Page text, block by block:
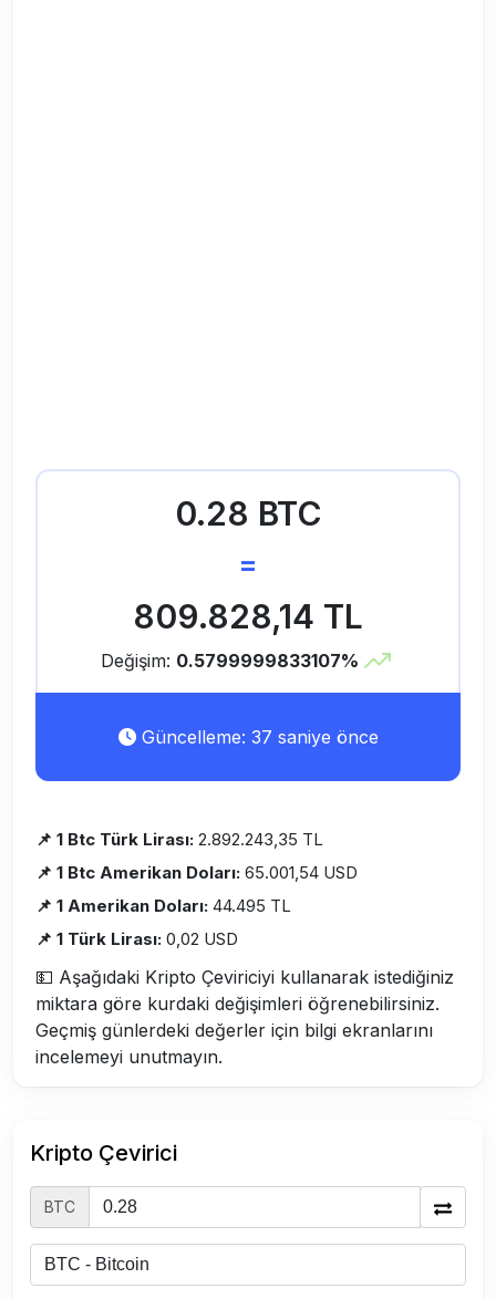
0.28 BTC
=
809.828,14 TL
Değişim: 0.5799999833107%
Güncelleme: 37 saniye önce
📌 1 Btc Türk Lirası: 2.892.243,35 TL
📌 1 Btc Amerikan Doları: 65.001,54 USD
📌 1 Amerikan Doları: 44.495 TL
📌 1 Türk Lirası: 0,02 USD
💵 Aşağıdaki Kripto Çeviriciyi kullanarak istediğiniz
miktara göre kurdaki değişimleri öğrenebilirsiniz.
Geçmiş günlerdeki değerler için bilgi ekranlarını
incelemeyi unutmayın.
Kripto Çevirici
BTC